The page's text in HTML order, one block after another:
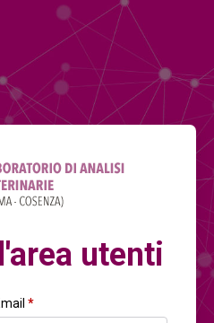
utenti
*